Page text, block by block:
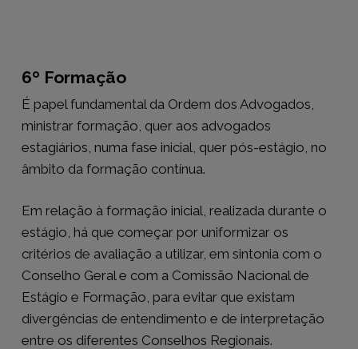
6º Formação
É papel fundamental da Ordem dos Advogados,
ministrar formação, quer aos advogados
estagiários, numa fase inicial, quer pós-estágio, no
âmbito da formação contínua.
Em relação à formação inicial, realizada durante o
estágio, há que começar por uniformizar os
critérios de avaliação a utilizar, em sintonia com o
Conselho Geral e com a Comissão Nacional de
Estágio e Formação, para evitar que existam
divergências de entendimento e de interpretação
entre os diferentes Conselhos Regionais.